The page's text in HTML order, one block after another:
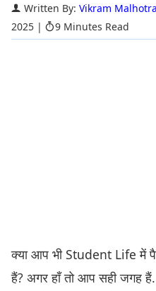
Written By: Vikram Malhotra
2025 | 9 Minutes Read
क्या आप भी Student Life में
हैं? अगर हाँ तो आप सही जगह